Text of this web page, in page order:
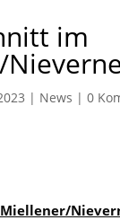
im
| News | 0